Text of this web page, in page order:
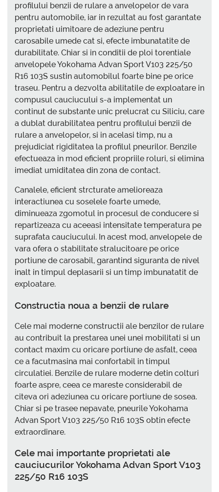
profilului benzii de rulare a anvelopelor de vara
pentru automobile, iar in rezultat au fost garantate
proprietati uimitoare de adeziune pentru
carosabile umede cat si, efecte imbunatatite de
durabilitate. Chiar si in conditii de ploi torentiale
anvelopele Yokohama Advan Sport V103 225/50
R16 103S sustin automobilul foarte bine pe orice
traseu. Pentru a dezvolta abilitatile de exploatare in
compusul cauciucului s-a implementat un
continut de substante unic prelucrat cu Siliciu, care
a dublat durabilitatea pentru profilului benzii de
rulare a anvelopelor, si in acelasi timp, nu a
prejudiciat rigiditatea la profilul pneurilor. Benzile
efectueaza in mod eficient propriile roluri, si elimina
imediat umiditatea din zona de contact.
Canalele, eficient strcturate amelioreaza
interactiunea cu soselele foarte umede,
diminueaza zgomotul in procesul de conducere si
repartizeaza cu aceeasi intensitate temperatura pe
suprafata cauciucului. In acest mod, anvelopele de
vara ofera o stabilitate stralucitoare pe orice
portiune de carosabil, garantind siguranta de nivel
inalt in timpul deplasarii si un timp imbunatatit de
exploatare.
Constructia noua a benzii de rulare
Cele mai moderne constructii ale benzilor de rulare
au contribuit la prestarea unei unei mobilitati si un
contact maxim cu oricare portiune de asfalt, ceea
ce a facutmasina mai confortabil in timpul
circulatiei. Benzile de rulare moderne detin colturi
foarte aspre, ceea ce mareste considerabil de
citeva ori adeziunea cu oricare portiune de sosea.
Chiar si pe trasee nepavate, pneurile Yokohama
Advan Sport V103 225/50 R16 103S obtin efecte
extraordinare.
Cele mai importante proprietati ale
cauciucurilor Yokohama Advan Sport V103
225/50 R16 103S